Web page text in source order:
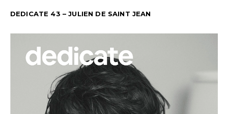
DEDICATE 43 – JULIEN DE SAINT JEAN